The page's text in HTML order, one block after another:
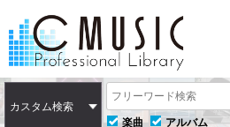
カスタム検索
楽曲
アルバム